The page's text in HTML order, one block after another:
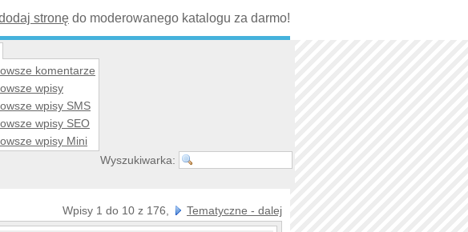
stronę do moderowanego katalogu za darmo!
komentarze
wpisy
wpisy SMS
wpisy SEO
wpisy Mini
Wyszukiwarka:
Wpisy 1 do 10 z 176, Tematyczne - dalej